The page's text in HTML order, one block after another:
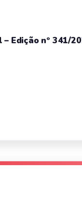
Edição nº 341/